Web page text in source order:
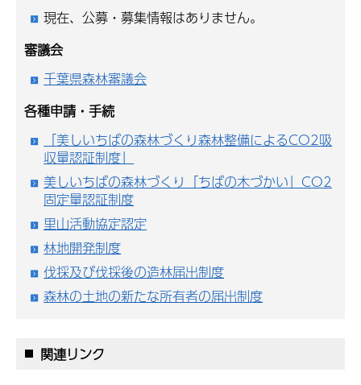
現在、公募・募集情報はありません。
審議会
千葉県森林審議会
各種申請・手続
「美しいちばの森林づくり森林整備によるCO2吸
収量認証制度」
美しいちばの森林づくり「ちばの木づかい」CO2
固定量認証制度
里山活動協定認定
林地開発制度
伐採及び伐採後の造林届出制度
森林の土地の新たな所有者の届出制度
関連リンク